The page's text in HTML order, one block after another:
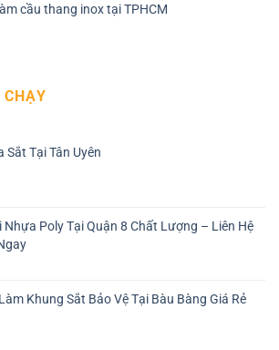
cầu thang inox tại TPHCM
Sắt Tại Tân Uyên
Nhựa Poly Tại Quận 8 Chất Lượng – Liên Hệ
Khung Sắt Bảo Vệ Tại Bàu Bàng Giá Rẻ